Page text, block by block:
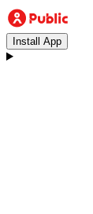
Install App